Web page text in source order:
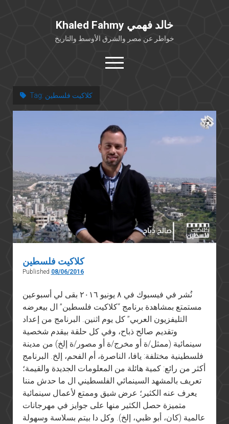
Khaled Fahmy خالد فهمي
خواطر عن مصر والشرق الأوسط والتاريخ
open
menu
كتابات أكاديمية
مقالات صحافية
بوستات من فيسبوك
مقابلات في الإعلام
Languages
Tag: كلاكيت فلسطين
كلاكيت فلسطين
Published 08/06/2016
نُشر في فيسبوك في ٨ يونيو ٢٠١٦ بقى لي أسبوعين
مستمتع بمشاهدة برنامج “كلاكيت فلسطين” ال بيعرضه
التليفزيون العربي” كل يوم اثنين. البرنامج من إعداد
وتقديم صالح ذباح، وفي كل حلقة بيقدم شخصية
سينمائية (ممثل/ة أو مخرج/ة أو مصور/ة إلخ) من مدينة
فلسطينية مختلفة: يافا، الناصرة، أم الفحم، إلخ. البرنامج
أكثر من رائع: كمية هائلة من المعلومات الجديدة والقيمة؛
تعريف بالمشهد السينمائي الفلسطيني ال ما حدش مننا
يعرف عنه الكثير؛ عرض شيق وممتع لأعمال سينمائية
متميزة حصل الكثير منها على جوايز في مهرجانات
عالمية (كان، أبو ظبي، إلخ). وكل دا بيتم بسلاسة وسهولة